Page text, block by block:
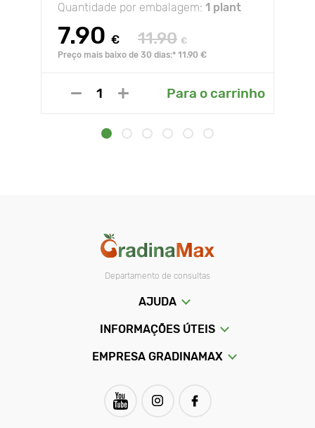
Quantidade por embalagem: 1 plant
7.90 € 11.90 €
Preço mais baixo de 30 dias:* 11.90 €
Para o carrinho
Departamento de consultas
AJUDA
INFORMAÇÕES ÚTEIS
EMPRESA GRADINAMAX